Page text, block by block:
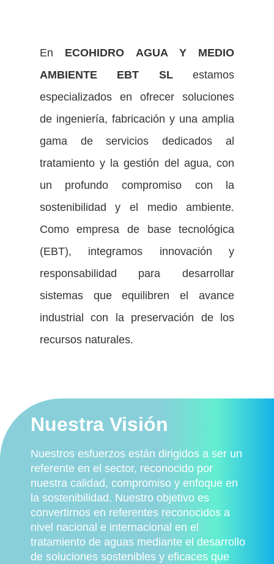
En ECOHIDRO AGUA Y MEDIO
AMBIENTE EBT SLestamos
especializados en ofrecer soluciones
de ingeniería, fabricación y una amplia
gama de servicios dedicados al
tratamiento y la gestión del agua, con
un profundo compromiso con la
sostenibilidad y el medio ambiente.
Como empresa de base tecnológica
(EBT), integramos innovación y
responsabilidad para desarrollar
sistemas que equilibren el avance
industrial con la preservación de los
recursos naturales.
Nuestra Visión
Nuestros esfuerzos están dirigidos a ser un
referente en el sector, reconocido por
nuestra calidad, compromiso y enfoque en
la sostenibilidad. Nuestro objetivo es
convertirnos en referentes reconocidos a
nivel nacional e internacional en el
tratamiento de aguas mediante el desarrollo
de soluciones sostenibles y eficaces que